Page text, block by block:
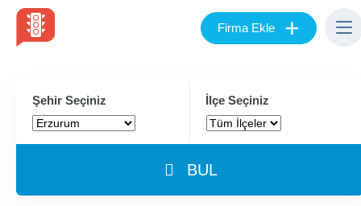
Firma Ekle +
Şehir Seçiniz İlçe Seçiniz
BUL